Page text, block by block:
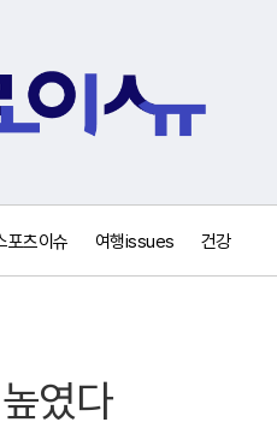
포츠이슈 여행issues 건강
였다